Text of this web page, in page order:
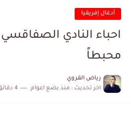
أدغال إفريقيا
احباء النادي الصفاقسي
محبطاً
رياض القروي
اخر تحديث : منذ بضع اعوام 4 دقائق للقراءة